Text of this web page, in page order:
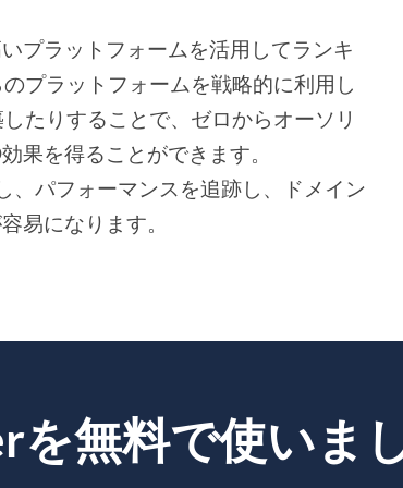
プラットフォームを活用してランキ
プラットフォームを戦略的に利用し
たりすることで、ゼロからオーソリ
果を得ることができます。
、パフォーマンスを追跡し、ドメイン
易になります。
無料で使いま